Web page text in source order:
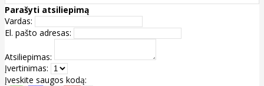
Parašyti atsiliepimą
Vardas:
El. pašto adresas:
Atsiliepimas:
Įvertinimas:
Įveskite saugos kodą: